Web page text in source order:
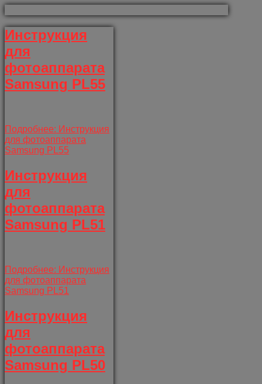
Инструкция
для
фотоаппарата
Samsung PL55
Подробнее: Инструкция
для фотоаппарата
Samsung PL55
Инструкция
для
фотоаппарата
Samsung PL51
Подробнее: Инструкция
для фотоаппарата
Samsung PL51
Инструкция
для
фотоаппарата
Samsung PL50